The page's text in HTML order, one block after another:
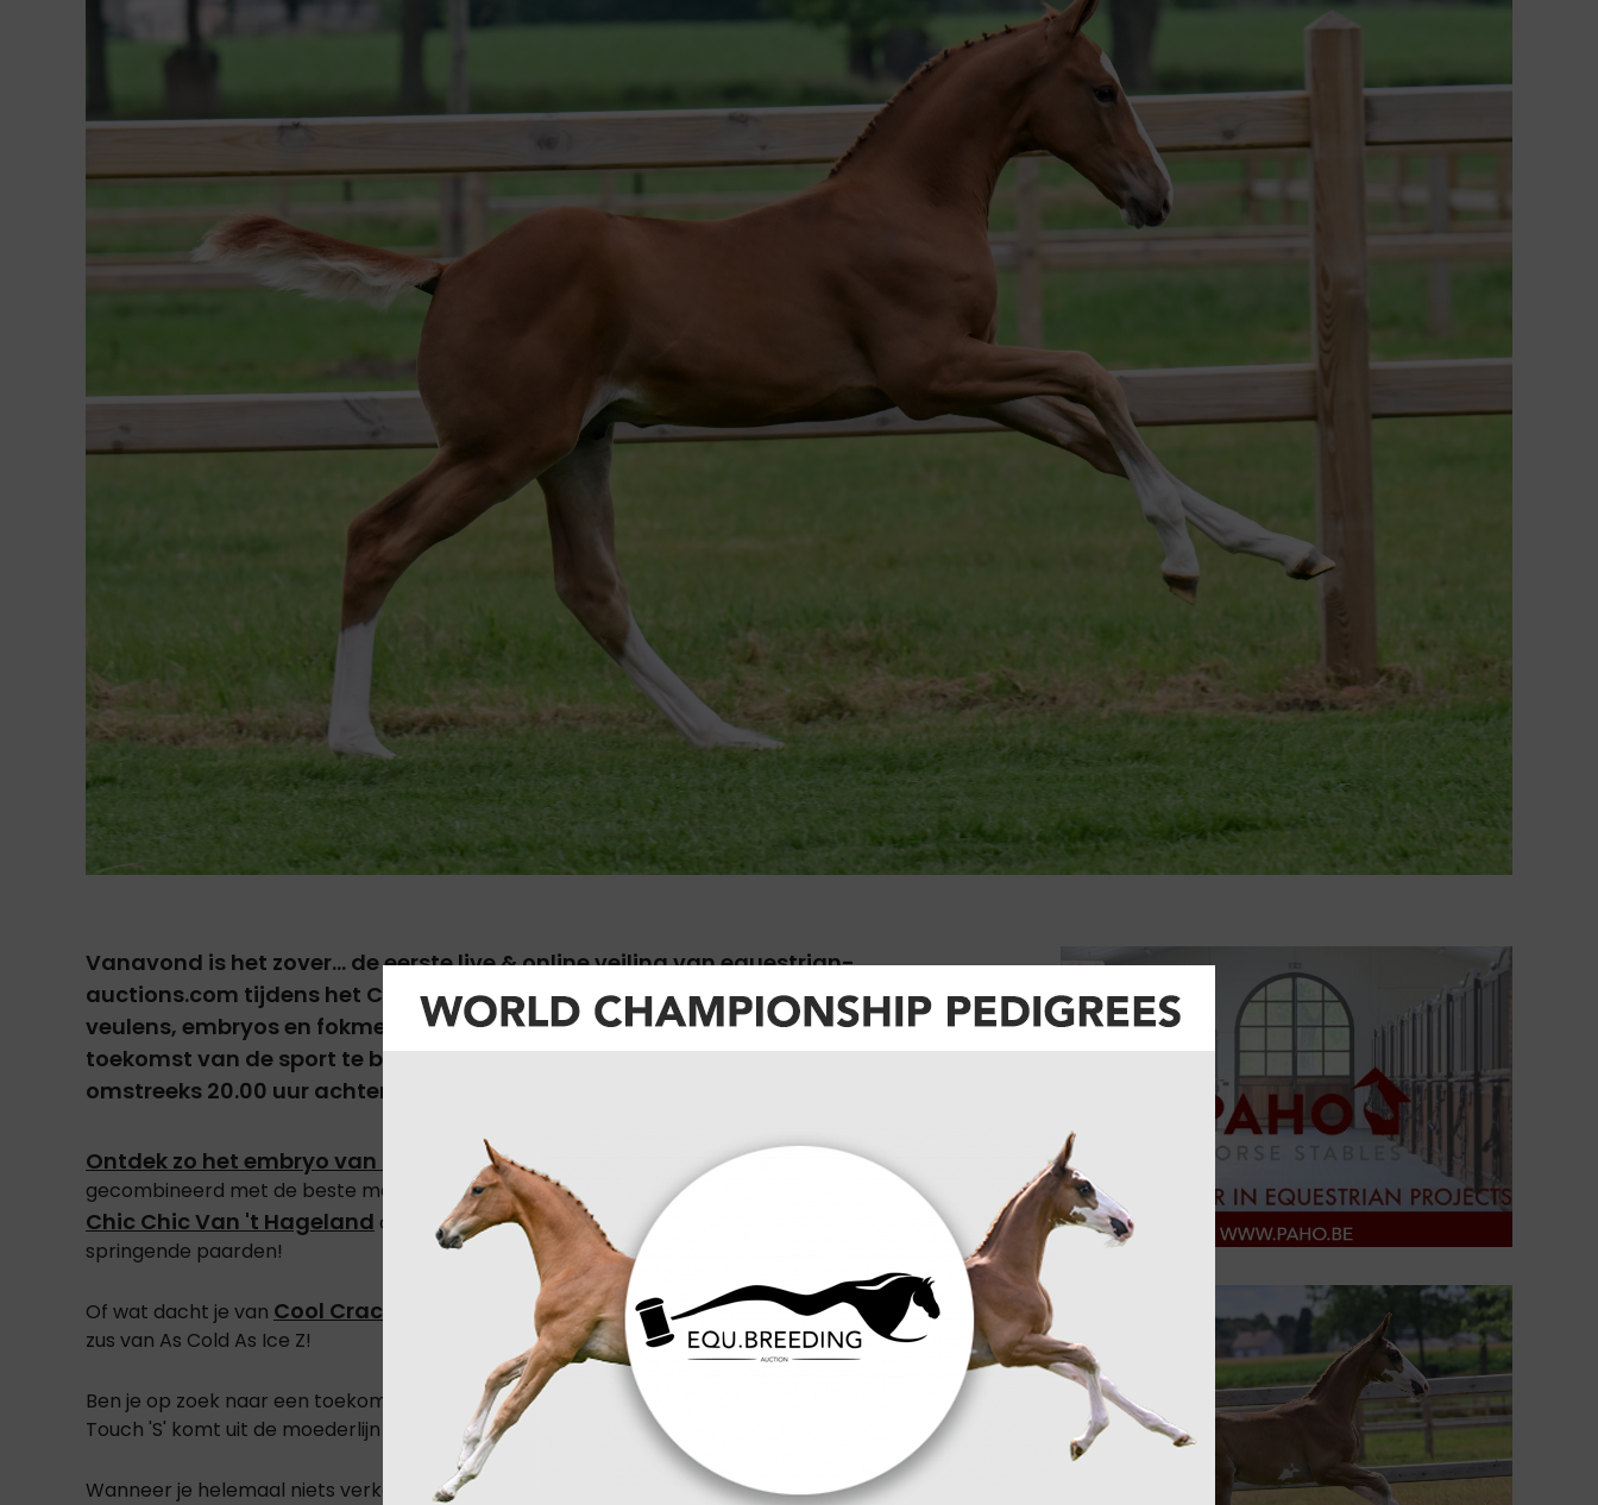
Vanavond is het zover... de eerste live & online veiling vanequestrian-
auctions.com tijdens het CSI2* in Bonheiden! Na de Small Grand Prix zullen 30
veulens, embryos en fokmerries zich presenteren. Allen met het potentieel om de
toekomst van de sport te bepalen! Kan je er niet live bij zijn? Haast je dan
omstreeks 20.00 uur achter je scherm online!
Ontdek zo het embryo van HH Azur!
De beste hengst van het jaar; United Touch 'S'
gecombineerd met de beste merrie van de eeuw; HH Azur! Wil je een garantie op sportief succes?
Chic Chic Van 't Hageland combineert Colorit met een moederlijn gevuld met 1.50/1.60m
springende paarden!
Of wat dacht je van Cool Cracker AxelhoeveZ, een 'picture perfect' met grootmoeder de volle
zus van As Cold As Ice Z!
Ben je op zoek naar een toekomstige dekhengst? Dan is UWE
'one to watch'. Deze zoon van United
Touch 'S' komt uit de moederlijn van Gatoucha van 't Roosakker!
Wanneer je helemaal niets verkeerd kan zitte? Dan ontdek je Continue JT Z!Liever een